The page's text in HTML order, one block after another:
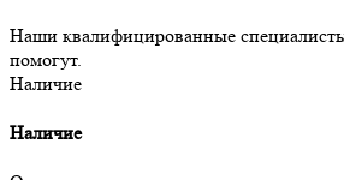
Наши квалифицированные
помогут.
Наличие
Наличие